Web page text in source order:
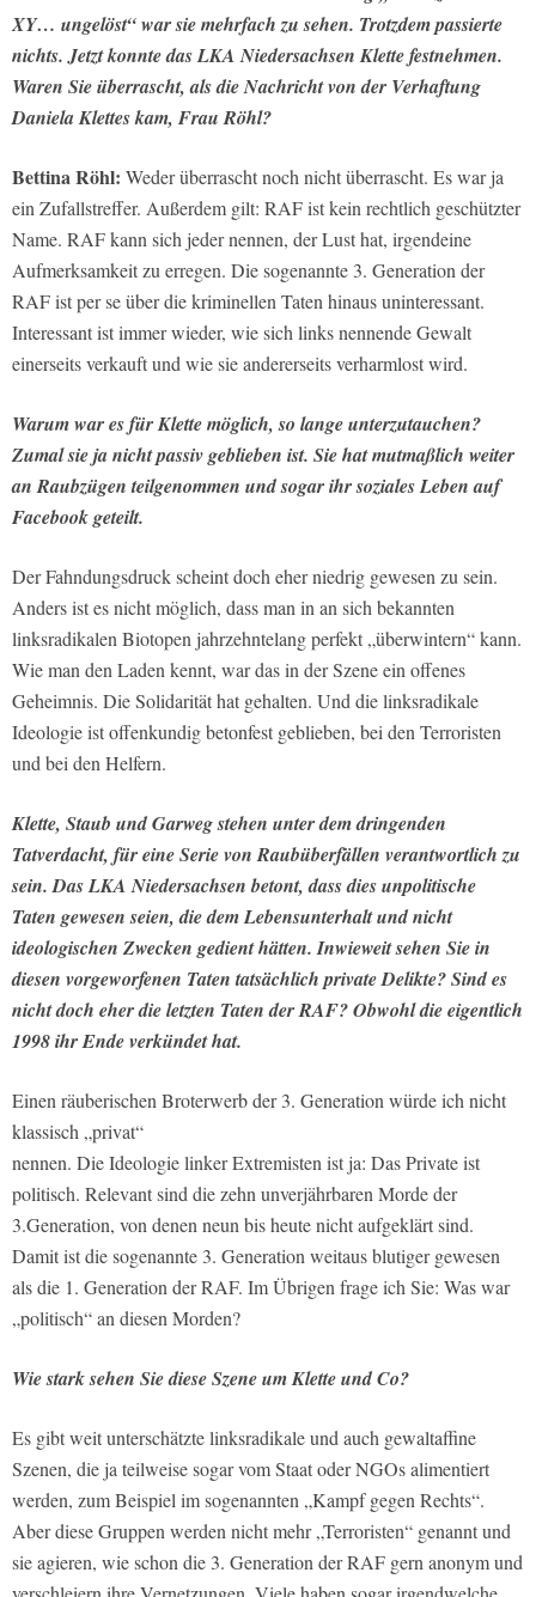
XY… ungelöst“ war sie mehrfach zu sehen. Trotzdem passierte
nichts. Jetzt konnte das LKA Niedersachsen Klette festnehmen.
Waren Sie überrascht, als die Nachricht von der Verhaftung
Daniela Klettes kam, Frau Röhl?
Bettina Röhl: Weder überrascht noch nicht überrascht. Es war ja
ein Zufallstreffer. Außerdem gilt: RAF ist kein rechtlich geschützter
Name. RAF kann sich jeder nennen, der Lust hat, irgendeine
Aufmerksamkeit zu erregen. Die sogenannte 3. Generation der
RAF ist per se über die kriminellen Taten hinaus uninteressant.
Interessant ist immer wieder, wie sich links nennende Gewalt
einerseits verkauft und wie sie andererseits verharmlost wird.
Warum war es für Klette möglich, so lange unterzutauchen?
Zumal sie ja nicht passiv geblieben ist. Sie hat mutmaßlich weiter
an Raubzügen teilgenommen und sogar ihr soziales Leben auf
Facebook geteilt.
Der Fahndungsdruck scheint doch eher niedrig gewesen zu sein.
Anders ist es nicht möglich, dass man in an sich bekannten
linksradikalen Biotopen jahrzehntelang perfekt „überwintern“ kann.
Wie man den Laden kennt, war das in der Szene ein offenes
Geheimnis. Die Solidarität hat gehalten. Und die linksradikale
Ideologie ist offenkundig betonfest geblieben, bei den Terroristen
und bei den Helfern.
Klette, Staub und Garweg stehen unter dem dringenden
Tatverdacht, für eine Serie von Raubüberfällen verantwortlich zu
sein. Das LKA Niedersachsen betont, dass dies unpolitische
Taten gewesen seien, die dem Lebensunterhalt und nicht
ideologischen Zwecken gedient hätten. Inwieweit sehen Sie in
diesen vorgeworfenen Taten tatsächlich private Delikte? Sind es
nicht doch eher die letzten Taten der RAF? Obwohl die eigentlich
1998 ihr Ende verkündet hat.
Einen räuberischen Broterwerb der 3. Generation würde ich nicht
klassisch „privat“
nennen. Die Ideologie linker Extremisten ist ja: Das Private ist
politisch. Relevant sind die zehn unverjährbaren Morde der
3.Generation, von denen neun bis heute nicht aufgeklärt sind.
Damit ist die sogenannte 3. Generation weitaus blutiger gewesen
als die 1. Generation der RAF. Im Übrigen frage ich Sie: Was war
„politisch“ an diesen Morden?
Wie stark sehen Sie diese Szene um Klette und Co?
Es gibt weit unterschätzte linksradikale und auch gewaltaffine
Szenen, die ja teilweise sogar vom Staat oder NGOs alimentiert
werden, zum Beispiel im sogenannten „Kampf gegen Rechts“.
Aber diese Gruppen werden nicht mehr „Terroristen“ genannt und
sie agieren, wie schon die 3. Generation der RAF gern anonym und